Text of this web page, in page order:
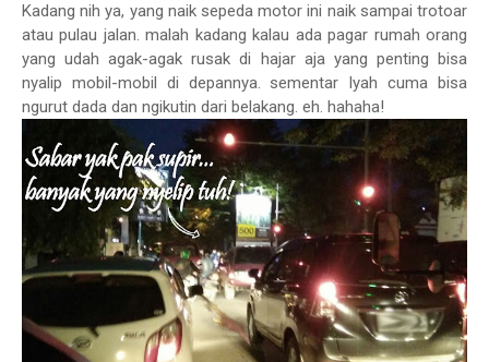
Kadang nih ya, yang naik sepeda motor ini naik sampai trotoar
atau pulau jalan. malah kadang kalau ada pagar rumah orang
yang udah agak-agak rusak di hajar aja yang penting bisa
nyalip mobil-mobil di depannya. sementar Iyah cuma bisa
ngurut dada dan ngikutin dari belakang. eh. hahaha!